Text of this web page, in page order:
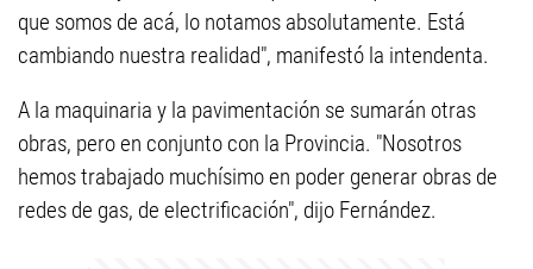
que somos de acá, lo notamos absolutamente. Está
cambiando nuestra realidad", manifestó la intendenta.
A la maquinaria y la pavimentación se sumarán otras
obras, pero en conjunto con la Provincia. "Nosotros
hemos trabajado muchísimo en poder generar obras de
redes de gas, de electrificación", dijo Fernández.